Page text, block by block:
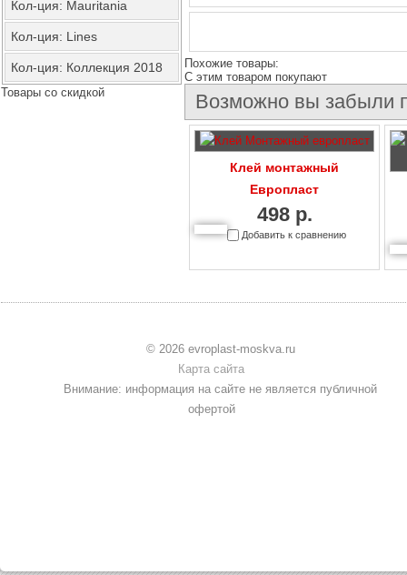
Кол-ция: Mauritania
Кол-ция: Lines
Кол-ция: Коллекция 2018
Товары со скидкой
Похожие товары:
C этим товаром покупают
Возможно вы забыли
Клей монтажный
Европласт
498 р.
Добавить к сравнению
© 2026 evroplast-moskva.ru
Карта сайта
Внимание: информация на сайте не является публичной
офертой